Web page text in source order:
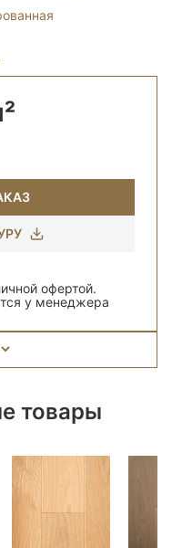
офертой.
у менеджера
товары